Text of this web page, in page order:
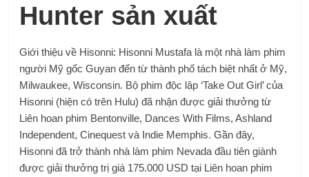
Hunter sản xuất
Giới thiệu về Hisonni: Hisonni Mustafa là một nhà làm phim
người Mỹ gốc Guyan đến từ thành phố tách biệt nhất ở Mỹ,
Milwaukee, Wisconsin. Bộ phim độc lập ‘Take Out Girl’ của
Hisonni (hiện có trên Hulu) đã nhận được giải thưởng từ
Liên hoan phim Bentonville, Dances With Films, Ashland
Independent, Cinequest và Indie Memphis. Gần đây,
Hisonni đã trở thành nhà làm phim Nevada đầu tiên giành
được giải thưởng trị giá 175.000 USD tại Liên hoan phim